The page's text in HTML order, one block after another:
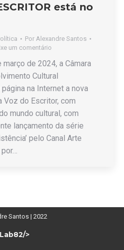
está no
Por Alexandre Santos
um comentário
de 2024, a Câmara
Cultural
na Internet a nova
Voz do Escritor, com
mundo cultural, com
lançamento da série
pelo Canal Arte
Santos | 2022
>